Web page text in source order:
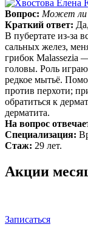
Вопрос: Может ли
Краткий ответ:
В пубертате из‑за
сальных желез,
грибок Malassezia
головы. Роль
редкое мытьё.
против перхоти;
обратиться к
дерматита.
На вопрос
Специализация:
Стаж: 29 лет.
Акции
Записаться